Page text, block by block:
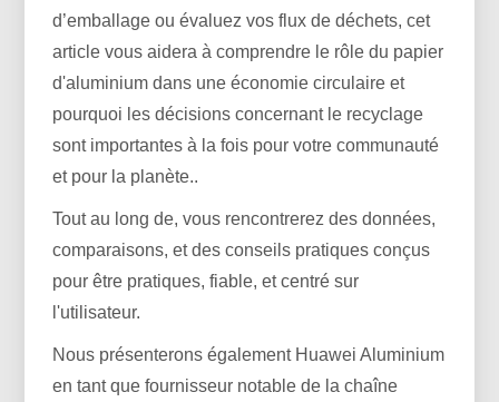
d’emballage ou évaluez vos flux de déchets, cet
article vous aidera à comprendre le rôle du papier
d'aluminium dans une économie circulaire et
pourquoi les décisions concernant le recyclage
sont importantes à la fois pour votre communauté
et pour la planète..
Tout au long de, vous rencontrerez des données,
comparaisons, et des conseils pratiques conçus
pour être pratiques, fiable, et centré sur
l'utilisateur.
Nous présenterons également Huawei Aluminium
en tant que fournisseur notable de la chaîne